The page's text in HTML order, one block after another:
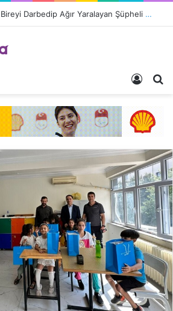
Ortopedik Engelli Bireyi Darbedip Ağır Yaralayan Şüpheli Tutuklandı
Giriş